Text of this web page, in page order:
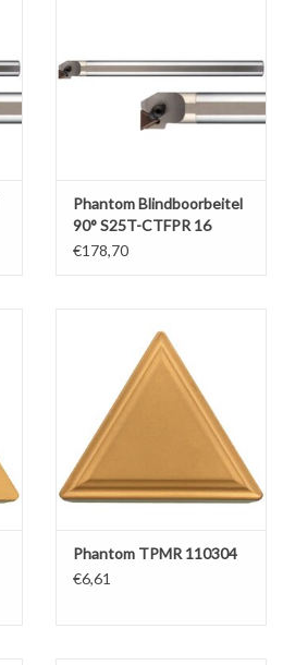
Phantom Blindboorbeitel
90° S25T-CTFPR 16
€178,70
Phantom TPMR 110304
€6,61